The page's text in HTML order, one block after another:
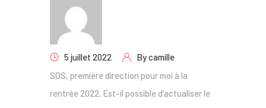
5 juillet 2022 Bycamille
SOS, première direction pour moi à la
rentrée 2022. Est-il possible d’actualiser le